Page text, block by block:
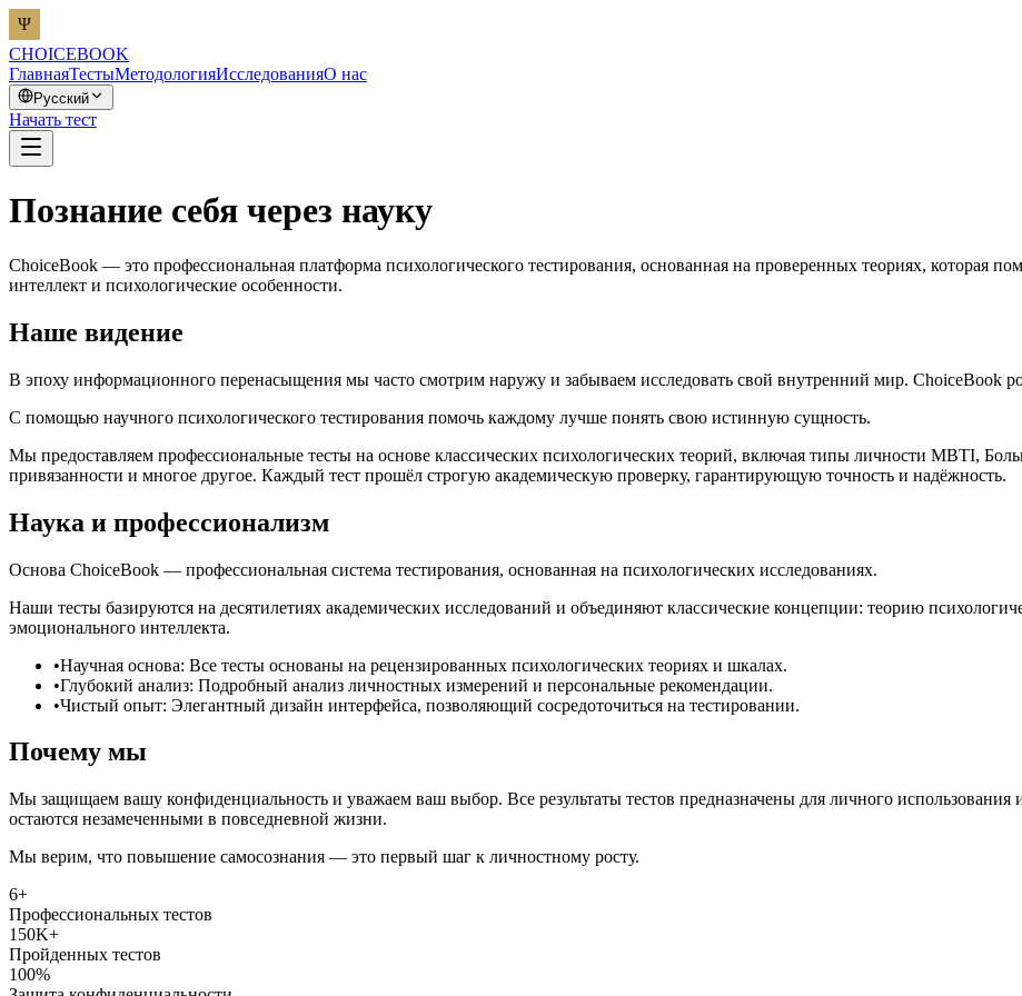
CHOICEBOOK
ГлавнаяТестыМетодологияИсследованияО нас
Русский
Начать тест
Познание себя через науку
ChoiceBook — это профессиональная платформа психологического тестирования, основанная на проверенных теориях, которая
интеллект и психологические особенности.
Наше видение
В эпоху информационного перенасыщения мы часто смотрим наружу и забываем исследовать свой внутренний мир. ChoiceBook
С помощью научного психологического тестирования помочь каждому лучше понять свою истинную сущность.
Мы предоставляем профессиональные тесты на основе классических психологических теорий, включая типы личности MBTI,
привязанности и многое другое. Каждый тест прошёл строгую академическую проверку, гарантирующую точность и надёжность.
Наука и профессионализм
Основа ChoiceBook — профессиональная система тестирования, основанная на психологических исследованиях.
Наши тесты базируются на десятилетиях академических исследований и объединяют классические концепции: теорию
эмоционального интеллекта.
•Научная основа: Все тесты основаны на рецензированных психологических теориях и шкалах.
•Глубокий анализ: Подробный анализ личностных измерений и персональные рекомендации.
•Чистый опыт: Элегантный дизайн интерфейса, позволяющий сосредоточиться на тестировании.
Почему мы
Мы защищаем вашу конфиденциальность и уважаем ваш выбор. Все результаты тестов предназначены для личного использования
остаются незамеченными в повседневной жизни.
Мы верим, что повышение самосознания — это первый шаг к личностному росту.
6+
Профессиональных тестов
150K+
Пройденных тестов
100%